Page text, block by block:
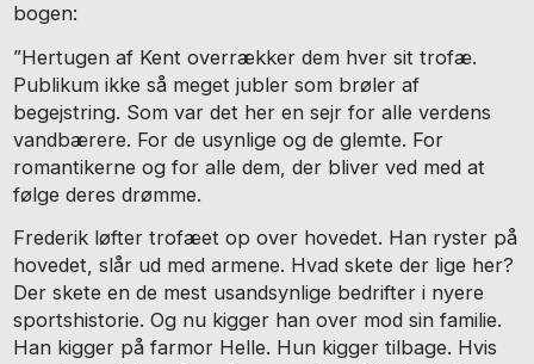
bogen:
”Hertugen af Kent overrækker dem hver sit trofæ.
Publikum ikke så meget jubler som brøler af
begejstring. Som var det her en sejr for alle verdens
vandbærere. For de usynlige og de glemte. For
romantikerne og for alle dem, der bliver ved med at
følge deres drømme.
Frederik løfter trofæet op over hovedet. Han ryster på
hovedet, slår ud med armene. Hvad skete der lige her?
Der skete en de mest usandsynlige bedrifter i nyere
sportshistorie. Og nu kigger han over mod sin familie.
Han kigger på farmor Helle. Hun kigger tilbage. Hvis